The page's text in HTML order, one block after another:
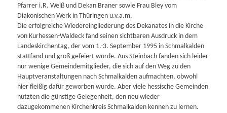
Pfarrer i.R. Weiß und Dekan Braner sowie Frau Bley vom
Diakonischen Werk in Thüringen u.v.a.m.
Die erfolgreiche Wiedereingliederung des Dekanates in die Kirche
von Kurhessen-Waldeck fand seinen sichtbaren Ausdruck in dem
Landeskirchentag, der vom 1.-3. September 1995 in Schmalkalden
stattfand und groß gefeiert wurde. Aus Steinbach fanden sich leider
nur wenige Gemeindemitglieder, die sich auf den Weg zu den
Hauptveranstaltungen nach Schmalkalden aufmachten, obwohl
hier fleißig dafür geworben wurde. Aber viele hessische Gemeinden
nutzten die günstige Gelegenheit, den neu wieder
dazugekommenen Kirchenkreis Schmalkalden kennen zu lernen.